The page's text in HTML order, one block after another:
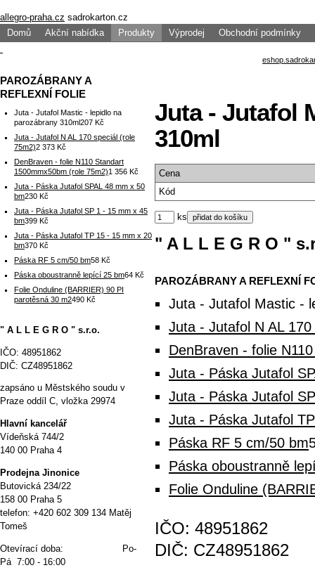
allegro-praha.cz sadrokarton.cz
Domů
Akční nabídka Produkty Výprodej Obchodní podmínky
Juta - Jutafol
310ml
Cena
Kód
ks
PAROZÁBRANY A REFLEXNÍ
Juta - Jutafol Mastic -
Juta - Jutafol N AL
DenBraven - folie
Juta - Páska Jutafol
Juta - Páska Jutafol
Juta - Páska Jutafol
Páska RF 5 cm/50 bm
Páska oboustranně
Folie Onduline
" A L L E G R O "
IČO: 48951862
DIČ: CZ48951862
PAROZÁBRANY A
REFLEXNÍ FOLIE
Juta - Jutafol Mastic - lepidlo na
parozábrany 310ml207 Kč
Juta - Jutafol N AL 170 speciál (role
75m2)2 373 Kč
DenBraven - folie N110 Standart
1500mmx50bm (role 75m2)1 356 Kč
Juta - Páska Jutafol SPAL 48 mm x 50
bm230 Kč
Juta - Páska Jutafol SP 1 - 15 mm x 45
bm399 Kč
Juta - Páska Jutafol TP 15 - 15 mm x 20
bm370 Kč
Páska RF 5 cm/50 bm58 Kč
Páska oboustranně lepící 25 bm64 Kč
Folie Onduline (BARRIER) 90 PI
parotěsná 30 m2490 Kč
" A L L E G R O " s.r.o.
IČO: 48951862
DIČ: CZ48951862
zapsáno u Městského soudu v
Praze oddíl C, vložka 29974
Hlavní kancelář
Vídeňská 744/2
140 00 Praha 4
Prodejna Jinonice
Butovická 234/22
158 00 Praha 5
telefon: +420 602 309 134 Matěj
Tomeš
Otevírací doba: Po-
Pá 7:00 - 16:00